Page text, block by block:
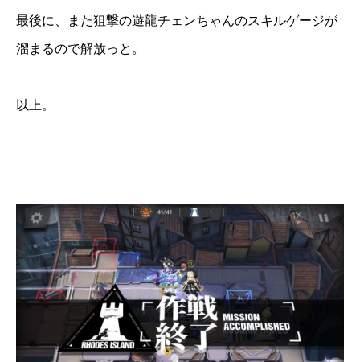
最後に、また狙撃の遊龍チェンちゃんのスキルゲージが
溜まるので解放っと。
以上。